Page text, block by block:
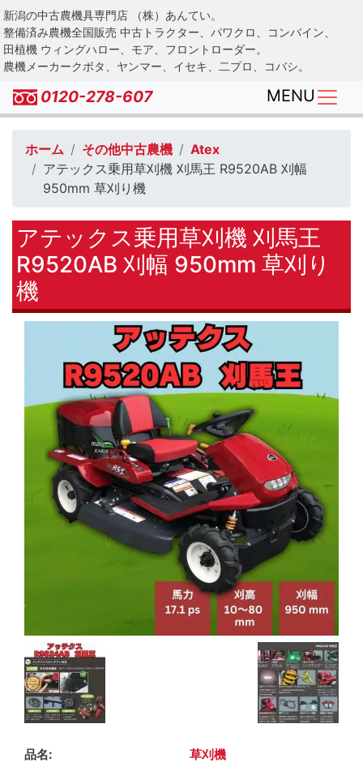
Skip
to
main
content
新潟の中古農機具専門店 （株）あんてい。
整備済み農機全国販売 中古トラクター、パワクロ、コンバイン、
田植機 ウィングハロー、モア、フロントローダー。
農機メーカークボタ、ヤンマー、イセキ、二プロ、コバシ。
0120-278-607 MENU
ホーム その他中古農機
Atex
アテックス乗用草刈機 刈馬王 R9520AB 刈幅
950mm 草刈り機
アテックス乗用草刈機 刈馬王
R9520AB 刈幅 950mm 草刈り
機
品名
草刈機